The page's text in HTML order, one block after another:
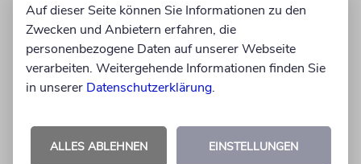
DUBLIN
Auf dieser Seite können Sie Informationen zu den
Zwecken und Anbietern erfahren, die
personenbezogene Daten auf unserer Webseite
verarbeiten. Weitergehende Informationen finden Sie
in unserer Datenschutzerklärung.
ALLES ABLEHNEN EINSTELLUNGEN